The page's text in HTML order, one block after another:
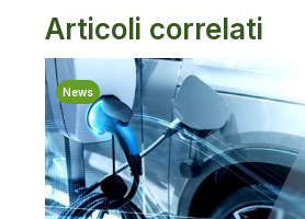
Articoli correlati
News